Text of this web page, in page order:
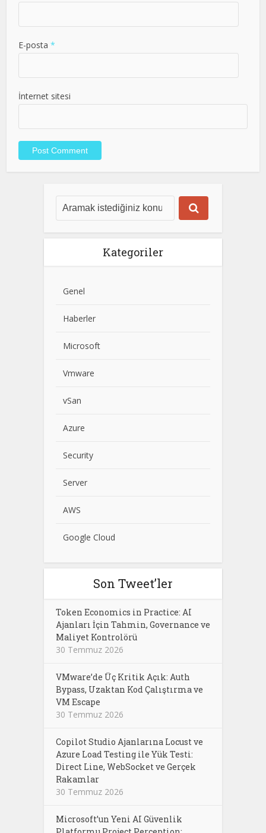
E-posta*
İnternet sitesi
Kategoriler
Genel
Haberler
Microsoft
Vmware
vSan
Azure
Security
Server
AWS
Google Cloud
Son Tweet’ler
Token Economics in Practice: AI
Ajanları İçin Tahmin, Governance ve
Maliyet Kontrolörü
30 Temmuz 2026
VMware’de Üç Kritik Açık: Auth
Bypass, Uzaktan Kod Çalıştırma ve
VM Escape
30 Temmuz 2026
Copilot Studio Ajanlarına Locust ve
Azure Load Testing ile Yük Testi:
Direct Line, WebSocket ve Gerçek
Rakamlar
30 Temmuz 2026
Microsoft’un Yeni AI Güvenlik